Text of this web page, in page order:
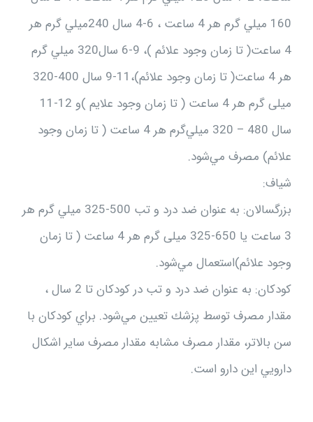
160 ميلي گرم هر 4 ساعت ، 6-4 سال 240ميلي گرم هر
4 ساعت( تا زمان وجود علائم )‌، 9-6 سال320 ميلي گرم
هر 4 ساعت( تا زمان وجود علائم)،11-9 سال 400-320
میلی گرم هر 4 ساعت ( تا زمان وجود علایم )و 12-11
سال 480 – 320 ميلي‌گرم هر 4 ساعت ( تا زمان وجود
علائم) مصرف مي‌شود.
شياف:
بزرگسالان: به عنوان ضد درد و تب 500-325 ميلي گرم هر
3 ساعت یا 650-325 میلی گرم هر 4 ساعت ( تا زمان
وجود علائم)‌استعمال مي‌شود.
كودكان: به عنوان ضد درد و تب در كودكان تا 2 سال ،
مقدار مصرف توسط پزشك تعيين مي‌شود. براي كودكان با
سن بالاتر، مقدار مصرف مشابه مقدار مصرف ساير اشكال
دارويي اين دارو است.